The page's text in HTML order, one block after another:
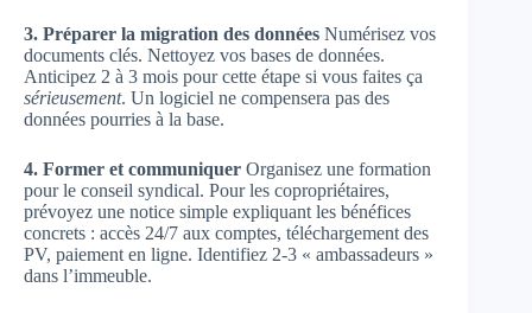
3. Préparer la migration des données Numérisez vos
documents clés. Nettoyez vos bases de données.
Anticipez 2 à 3 mois pour cette étape si vous faites ça
sérieusement. Un logiciel ne compensera pas des
données pourries à la base.
4. Former et communiquer Organisez une formation
pour le conseil syndical. Pour les copropriétaires,
prévoyez une notice simple expliquant les bénéfices
concrets : accès 24/7 aux comptes, téléchargement des
PV, paiement en ligne. Identifiez 2-3 « ambassadeurs »
dans l’immeuble.